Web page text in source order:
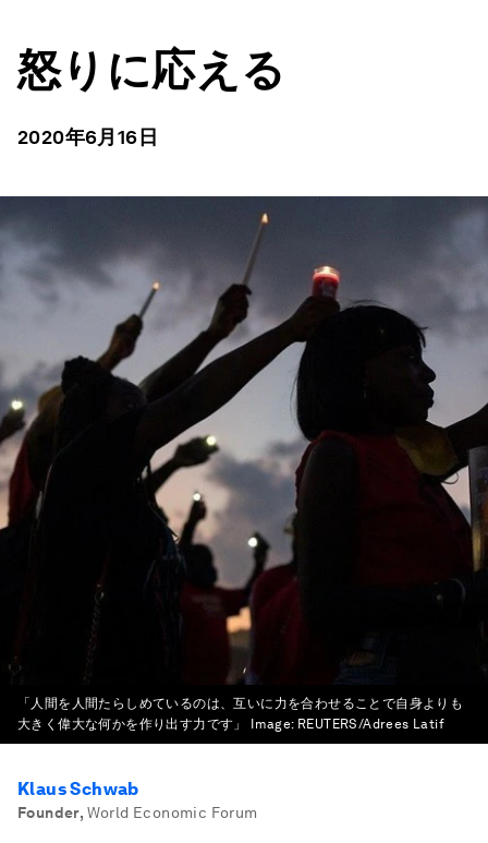
怒りに応える
2020年6月16日
「人間を人間たらしめているのは、互いに力を合わせることで自身よりも
大きく偉大な何かを作り出す力です」
Image: REUTERS/Adrees Latif
Klaus Schwab
Founder, World Economic Forum